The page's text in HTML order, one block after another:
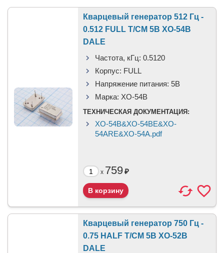
Кварцевый генератор 512 Гц -
0.512 FULL T/CM 5В XO-54B
DALE
Частота, кГц: 0.5120
Корпус: FULL
Напряжение питания: 5В
Марка: XO-54B
ТЕХНИЧЕСКАЯ ДОКУМЕНТАЦИЯ:
XO-54B&XO-54BE&XO-
54ARE&XO-54A.pdf
x 759₽
Кварцевый генератор 750 Гц -
0.75 HALF T/CM 5В XO-52B
DALE